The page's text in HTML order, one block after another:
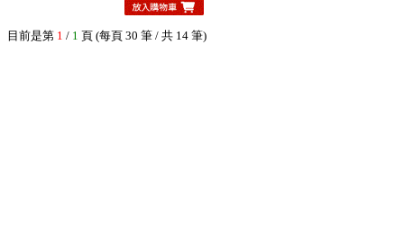
目前是第 1 / 1 頁 (每頁 30 筆 / 共 14 筆)